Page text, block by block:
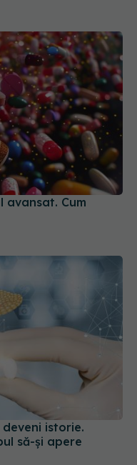
avansat. Cum
istorie.
să-și apere